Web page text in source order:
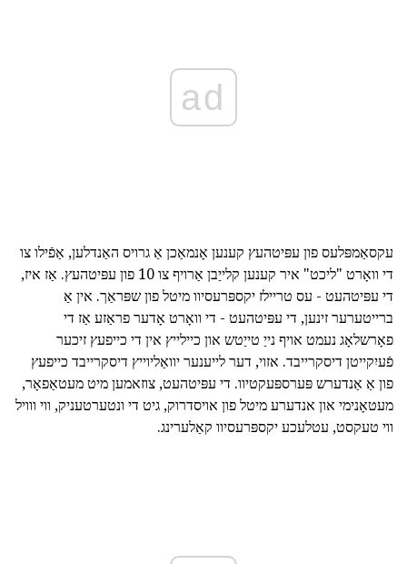
ad
עקסאַמפּלעס פון עפּיטהעץ קענען אָנמאַכן אַ גרויס האַנדלען, אַפֿילו צו
די וואָרט "ליכט" איר קענען קלייַבן אַרויף צו 10 פון עפּיטהעץ. אַז איז,
די עפּיטהעט - עס טריילז יקספּרעסיוו מיטל פון שפּראַך. אין אַ
ברייטערער זינען, די עפּיטהעט - די וואָרט אָדער פראַזע אַז די
פאָרשלאָג נעמט אויף נייַ טייַטש און כיילייץ אין די כייפעץ זיכער
פֿעיִקייטן דיסקרייבד. אזוי, דער לייענער יוואַליוייץ דיסקרייבד כייפעץ
פון אַ אַנדערש פּערספּעקטיוו. די עפּיטהעט, צוזאמען מיט מעטאַפאָר,
מעטאָנימי און אנדערע מיטל פון אויסדרוק, גיט די ונטערטעניק, ווי ווויל
ווי טעקסט, עטלעכע יקספּרעסיוו קאַלערינג.